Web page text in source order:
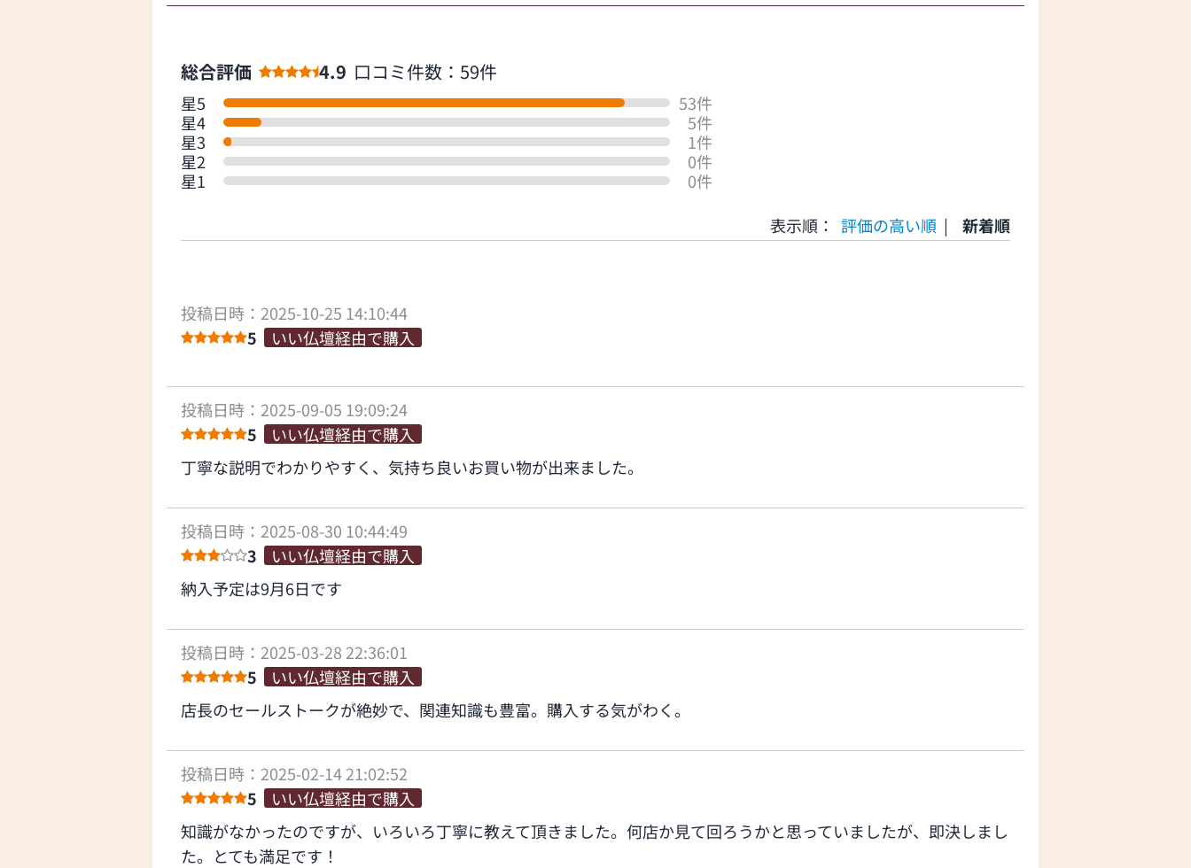
総合評価 4.9 口コミ件数：59件
星5
53件
星4
5件
星3
1件
星2
0件
星1
0件
表示順： 評価の高い順 | 新着順
投稿日時：2025-10-25 14:10:44
5
いい仏壇経由で購入
投稿日時：2025-09-05 19:09:24
5
いい仏壇経由で購入
丁寧な説明でわかりやすく、気持ち良いお買い物が出来ました。
投稿日時：2025-08-30 10:44:49
3
いい仏壇経由で購入
納入予定は9月6日です
投稿日時：2025-03-28 22:36:01
5
いい仏壇経由で購入
店長のセールストークが絶妙で、関連知識も豊富。購入する気がわく。
投稿日時：2025-02-14 21:02:52
5
いい仏壇経由で購入
知識がなかったのですが、いろいろ丁寧に教えて頂きました。何店か見て回ろうかと思っていましたが、即決しまし
た。とても満足です！